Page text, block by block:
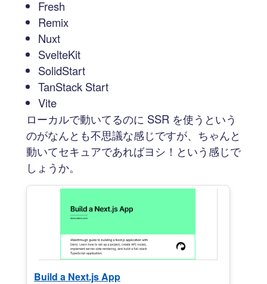
Fresh
Remix
Nuxt
SvelteKit
SolidStart
TanStack Start
Vite
ローカルで動いてるのに SSR を使うという
のがなんとも不思議な感じですが、ちゃんと
動いてセキュアであればヨシ！という感じで
しょうか。
Build a Next.js App